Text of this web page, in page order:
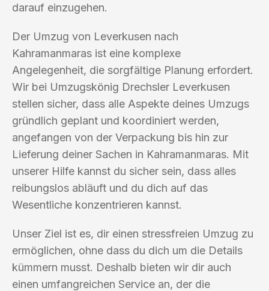
darauf einzugehen.
Der Umzug von Leverkusen nach
Kahramanmaras ist eine komplexe
Angelegenheit, die sorgfältige Planung erfordert.
Wir bei Umzugskönig Drechsler Leverkusen
stellen sicher, dass alle Aspekte deines Umzugs
gründlich geplant und koordiniert werden,
angefangen von der Verpackung bis hin zur
Lieferung deiner Sachen in Kahramanmaras. Mit
unserer Hilfe kannst du sicher sein, dass alles
reibungslos abläuft und du dich auf das
Wesentliche konzentrieren kannst.
Unser Ziel ist es, dir einen stressfreien Umzug zu
ermöglichen, ohne dass du dich um die Details
kümmern musst. Deshalb bieten wir dir auch
einen umfangreichen Service an, der die